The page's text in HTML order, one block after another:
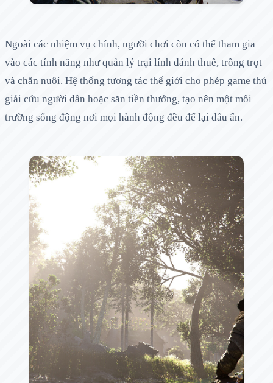
Ngoài các nhiệm vụ chính, người chơi còn có thể tham gia
vào các tính năng như quản lý trại lính đánh thuê, trồng trọt
và chăn nuôi. Hệ thống tương tác thế giới cho phép game thủ
giải cứu người dân hoặc săn tiền thưởng, tạo nên một môi
trường sống động nơi mọi hành động đều để lại dấu ấn.